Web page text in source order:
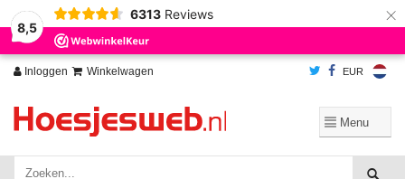
8,5
6313 Reviews ×
Inloggen Winkelwagen EUR
Wij slaan cookies op om onze website te verbeteren. Is dat akkoord?
Ja
Nee